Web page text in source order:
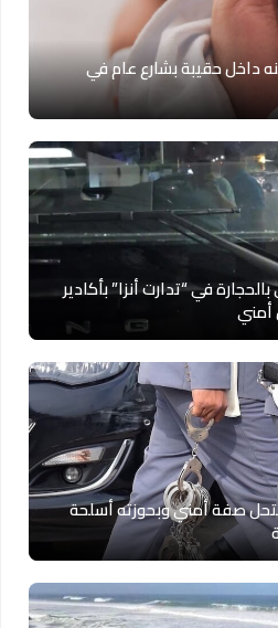
داخل حقيبة بشارع عام في
في “تدارت أنزا” بأكادير
أمني
صفة أمني وبحوزته أسلحة